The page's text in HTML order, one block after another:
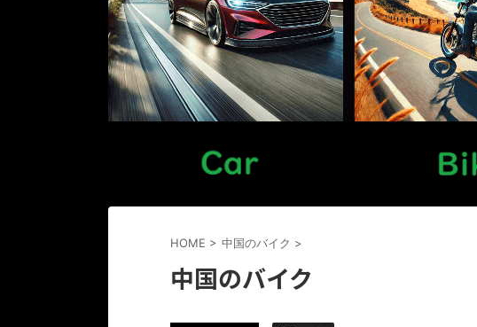
HOME > 中国のバイク >
中国のバイク